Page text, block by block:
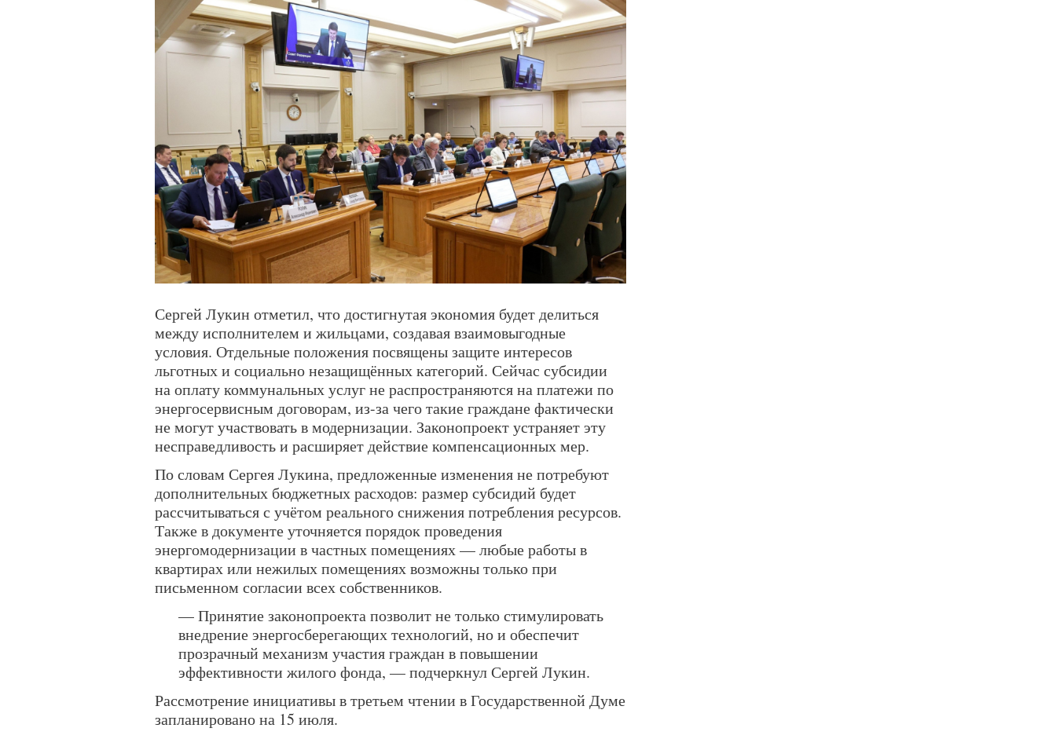
Сергей Лукин отметил, что достигнутая экономия будет делиться
между исполнителем и жильцами, создавая взаимовыгодные
условия. Отдельные положения посвящены защите интересов
льготных и социально незащищённых категорий. Сейчас субсидии
на оплату коммунальных услуг не распространяются на платежи по
энергосервисным договорам, из-за чего такие граждане фактически
не могут участвовать в модернизации. Законопроект устраняет эту
несправедливость и расширяет действие компенсационных мер.
По словам Сергея Лукина, предложенные изменения не потребуют
дополнительных бюджетных расходов: размер субсидий будет
рассчитываться с учётом реального снижения потребления ресурсов.
Также в документе уточняется порядок проведения
энергомодернизации в частных помещениях — любые работы в
квартирах или нежилых помещениях возможны только при
письменном согласии всех собственников.
— Принятие законопроекта позволит не только стимулировать
внедрение энергосберегающих технологий, но и обеспечит
прозрачный механизм участия граждан в повышении
эффективности жилого фонда, — подчеркнул Сергей Лукин.
Рассмотрение инициативы в третьем чтении в Государственной Думе
запланировано на 15 июля.